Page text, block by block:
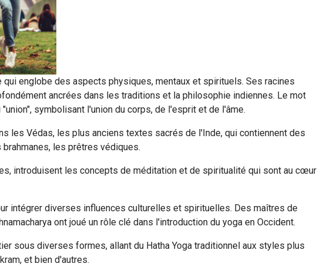
qui englobe des aspects physiques, mentaux et spirituels. Ses racines
ancrées dans les traditions et la philosophie indiennes. Le mot
symbolisant l'union du corps, de l'esprit et de l'âme.
les Védas, les plus anciens textes sacrés de l'Inde, qui contiennent des
les prêtres védiques.
introduisent les concepts de méditation et de spiritualité qui sont au cœur
intégrer diverses influences culturelles et spirituelles. Des maîtres de
ont joué un rôle clé dans l'introduction du yoga en Occident.
sous diverses formes, allant du Hatha Yoga traditionnel aux styles plus
et bien d'autres.